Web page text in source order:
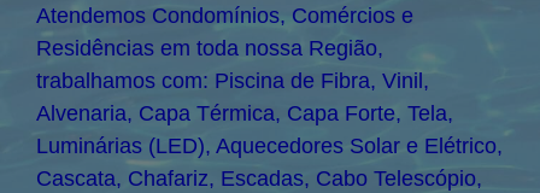
Atendemos Condomínios, Comércios e
Residências em toda nossa Região,
trabalhamos com: Piscina de Fibra, Vinil,
Alvenaria, Capa Térmica, Capa Forte, Tela,
Luminárias (LED), Aquecedores Solar e Elétrico,
Cascata, Chafariz, Escadas, Cabo Telescópio,